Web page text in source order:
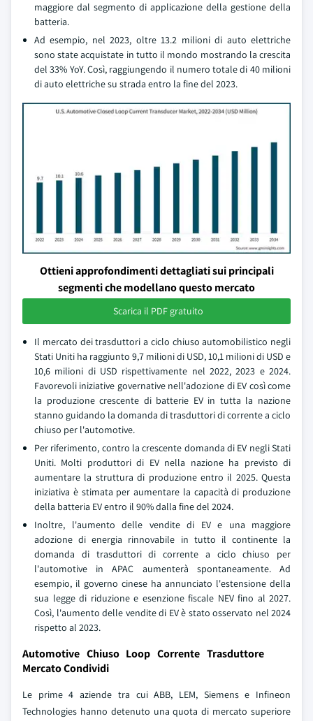
maggiore dal segmento di applicazione della gestione della
batteria.
Ad esempio, nel 2023, oltre 13.2 milioni di auto elettriche
sono state acquistate in tutto il mondo mostrando la crescita
del 33% YoY. Così, raggiungendo il numero totale di 40 milioni
di auto elettriche su strada entro la fine del 2023.
Ottieni approfondimenti dettagliati sui principali
segmenti che modellano questo mercato
Scarica il PDF gratuito
Il mercato dei trasduttori a ciclo chiuso automobilistico negli
Stati Uniti ha raggiunto 9,7 milioni di USD, 10,1 milioni di USD e
10,6 milioni di USD rispettivamente nel 2022, 2023 e 2024.
Favorevoli iniziative governative nell'adozione di EV così come
la produzione crescente di batterie EV in tutta la nazione
stanno guidando la domanda di trasduttori di corrente a ciclo
chiuso per l'automotive.
Per riferimento, contro la crescente domanda di EV negli Stati
Uniti. Molti produttori di EV nella nazione ha previsto di
aumentare la struttura di produzione entro il 2025. Questa
iniziativa è stimata per aumentare la capacità di produzione
della batteria EV entro il 90% dalla fine del 2024.
Inoltre, l'aumento delle vendite di EV e una maggiore
adozione di energia rinnovabile in tutto il continente la
domanda di trasduttori di corrente a ciclo chiuso per
l'automotive in APAC aumenterà spontaneamente. Ad
esempio, il governo cinese ha annunciato l'estensione della
sua legge di riduzione e esenzione fiscale NEV fino al 2027.
Così, l'aumento delle vendite di EV è stato osservato nel 2024
rispetto al 2023.
Automotive Chiuso Loop Corrente Trasduttore
Mercato Condividi
Le prime 4 aziende tra cui ABB, LEM, Siemens e Infineon
Technologies hanno detenuto una quota di mercato superiore